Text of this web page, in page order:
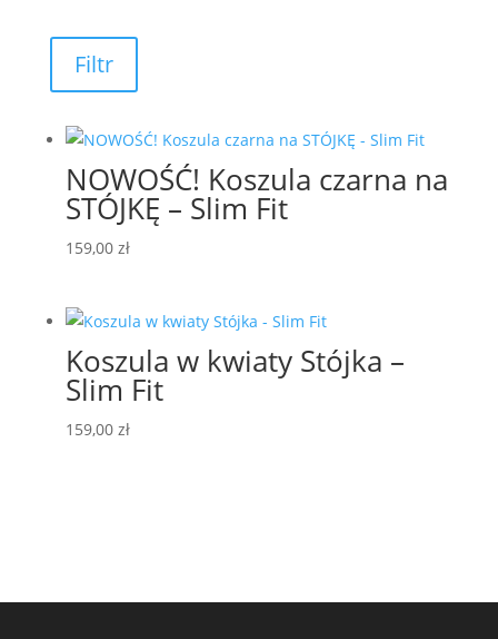
Filtr
NOWOŚĆ! Koszula czarna na
STÓJKĘ – Slim Fit
159,00 zł
Koszula w kwiaty Stójka –
Slim Fit
159,00 zł